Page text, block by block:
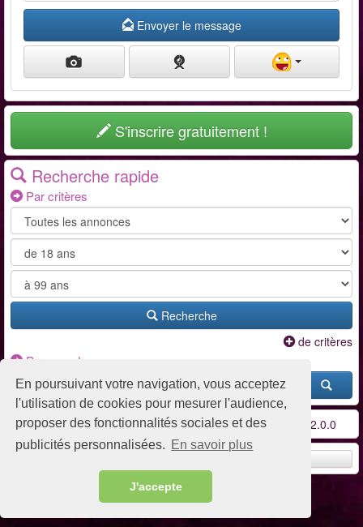
En poursuivant votre navigation, vous acceptez
l'utilisation de cookies pour mesurer l'audience,
proposer des fonctionnalités sociales et des
publicités personnalisées. En savoir plus
J'accepte
Envoyer le message
S'inscrire gratuitement !
Recherche rapide
Par critères
Recherche
de critères
Par pseudo
Conditions d'utilisation-Contact / FAQ-Partenaires v2.0.0